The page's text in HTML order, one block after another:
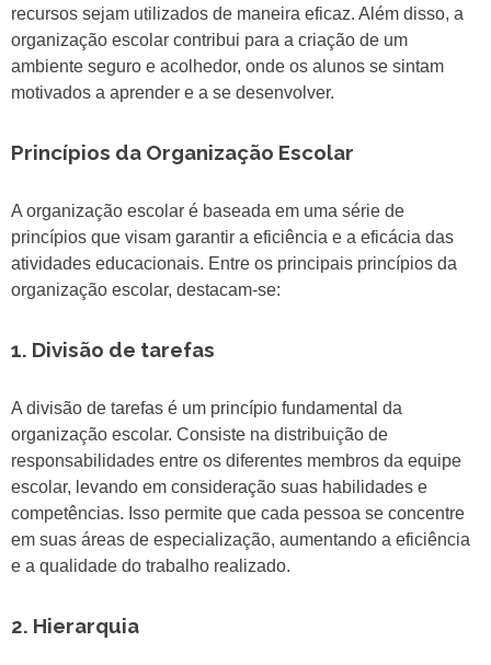
recursos sejam utilizados de maneira eficaz. Além disso, a
organização escolar contribui para a criação de um
ambiente seguro e acolhedor, onde os alunos se sintam
motivados a aprender e a se desenvolver.
Princípios da Organização Escolar
A organização escolar é baseada em uma série de
princípios que visam garantir a eficiência e a eficácia das
atividades educacionais. Entre os principais princípios da
organização escolar, destacam-se:
1. Divisão de tarefas
A divisão de tarefas é um princípio fundamental da
organização escolar. Consiste na distribuição de
responsabilidades entre os diferentes membros da equipe
escolar, levando em consideração suas habilidades e
competências. Isso permite que cada pessoa se concentre
em suas áreas de especialização, aumentando a eficiência
e a qualidade do trabalho realizado.
2. Hierarquia